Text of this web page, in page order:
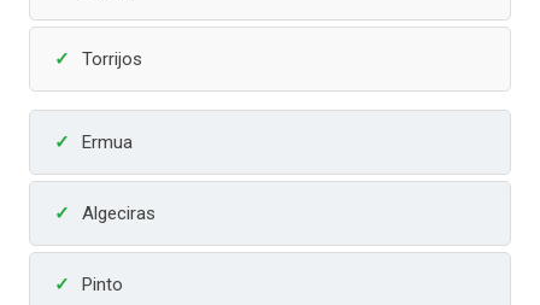
Torrijos
Ermua
Algeciras
Pinto